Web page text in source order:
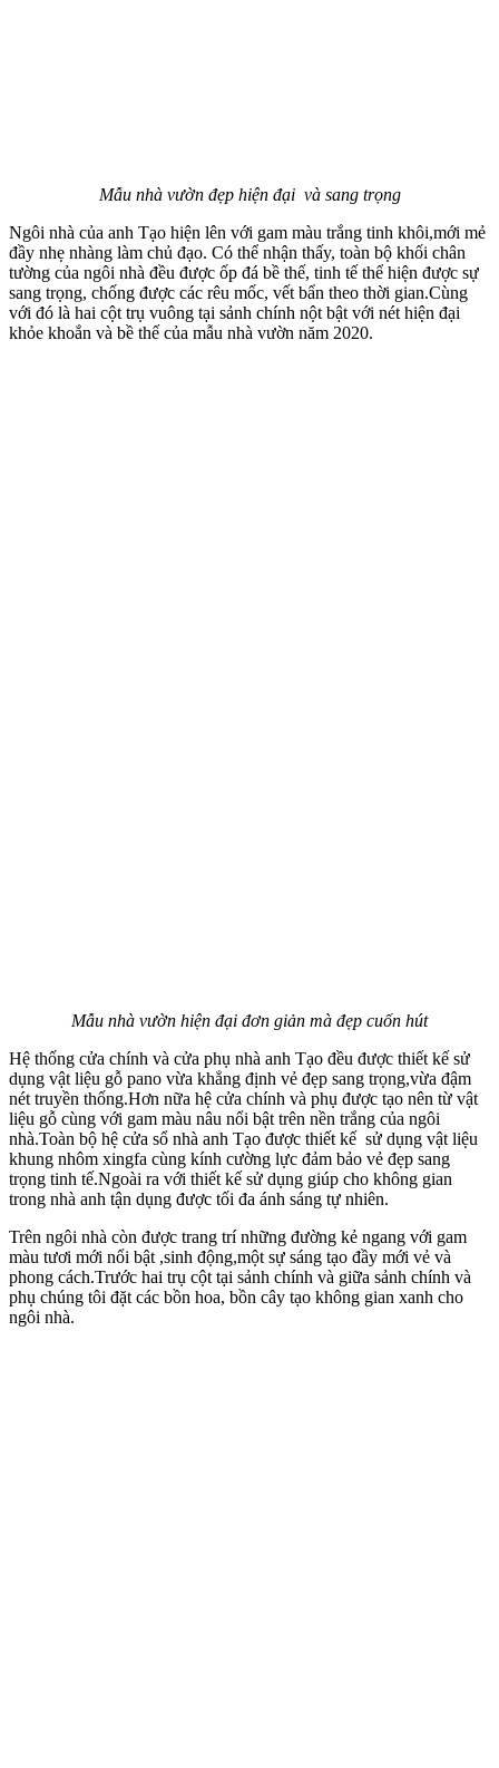
Mẫu nhà vườn đẹp hiện đại và sang trọng
Ngôi nhà của anh Tạo hiện lên với gam màu trắng tinh khôi,mới mẻ
đầy nhẹ nhàng làm chủ đạo. Có thể nhận thấy, toàn bộ khối chân
tường của ngôi nhà đều được ốp đá bề thế, tinh tế thể hiện được sự
sang trọng, chống được các rêu mốc, vết bẩn theo thời gian.Cùng
với đó là hai cột trụ vuông tại sảnh chính nột bật với nét hiện đại
khỏe khoắn và bề thế của mẫu nhà vườn năm 2020.
Mẫu nhà vườn hiện đại đơn giản mà đẹp cuốn hút
Hệ thống cửa chính và cửa phụ nhà anh Tạo đều được thiết kế sử
dụng vật liệu gỗ pano vừa khẳng định vẻ đẹp sang trọng,vừa đậm
nét truyền thống.Hơn nữa hệ cửa chính và phụ được tạo nên từ vật
liệu gỗ cùng với gam màu nâu nổi bật trên nền trắng của ngôi
nhà.Toàn bộ hệ cửa sổ nhà anh Tạo được thiết kế sử dụng vật liệu
khung nhôm xingfa cùng kính cường lực đảm bảo vẻ đẹp sang
trọng tinh tế.Ngoài ra với thiết kế sử dụng giúp cho không gian
trong nhà anh tận dụng được tối đa ánh sáng tự nhiên.
Trên ngôi nhà còn được trang trí những đường kẻ ngang với gam
màu tươi mới nổi bật ,sinh động,một sự sáng tạo đầy mới vẻ và
phong cách.Trước hai trụ cột tại sảnh chính và giữa sảnh chính và
phụ chúng tôi đặt các bồn hoa, bồn cây tạo không gian xanh cho
ngôi nhà.